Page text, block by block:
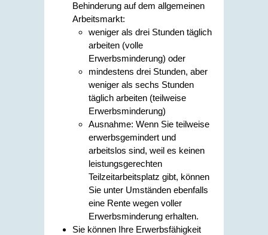
Behinderung auf dem allgemeinen
Arbeitsmarkt:
weniger als drei Stunden täglich
arbeiten (volle
Erwerbsminderung) oder
mindestens drei Stunden, aber
weniger als sechs Stunden
täglich arbeiten (teilweise
Erwerbsminderung)
Ausnahme: Wenn Sie teilweise
erwerbsgemindert und
arbeitslos sind, weil es keinen
leistungsgerechten
Teilzeitarbeitsplatz gibt, können
Sie unter Umständen ebenfalls
eine Rente wegen voller
Erwerbsminderung erhalten.
Sie können Ihre Erwerbsfähigkeit